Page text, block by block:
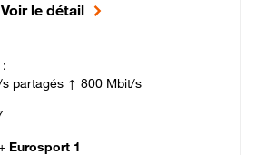
Voir le détail
partagés ↑ 800 Mbit/s
Eurosport 1